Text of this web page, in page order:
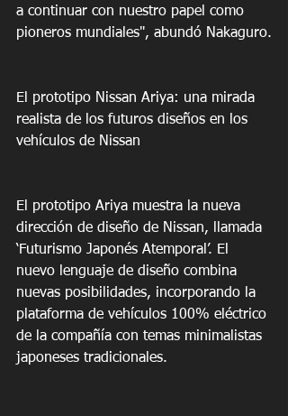
a continuar con nuestro papel como
pioneros mundiales", abundó Nakaguro.
El prototipo Nissan Ariya: una mirada
realista de los futuros diseños en los
vehículos de Nissan
El prototipo Ariya muestra la nueva
dirección de diseño de Nissan, llamada
‘Futurismo Japonés Atemporal’. El
nuevo lenguaje de diseño combina
nuevas posibilidades, incorporando la
plataforma de vehículos 100% eléctrico
de la compañía con temas minimalistas
japoneses tradicionales.